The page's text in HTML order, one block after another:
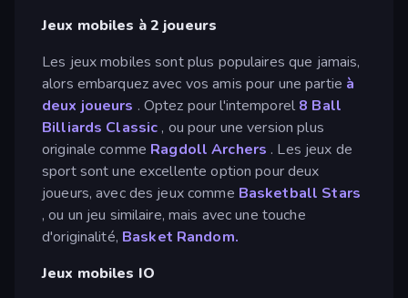
Jeux mobiles à 2 joueurs
Les jeux mobiles sont plus populaires que jamais,
alors embarquez avec vos amis pour une partie à
deux joueurs . Optez pour l'intemporel 8 Ball
Billiards Classic , ou pour une version plus
originale comme Ragdoll Archers . Les jeux de
sport sont une excellente option pour deux
joueurs, avec des jeux comme Basketball Stars
, ou un jeu similaire, mais avec une touche
d'originalité, Basket Random.
Jeux mobiles IO